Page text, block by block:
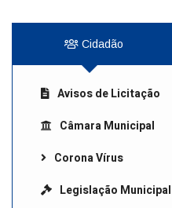
Cidadão
Avisos de Licitação
Câmara Municipal
Corona Vírus
Legislação Municipal